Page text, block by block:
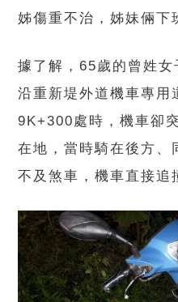
姊傷重不治，姊妹倆下
據了解，65歲的曾姓女
沿重新堤外道機車專用
9K+300處時，機車卻
在地，當時騎在後方、
不及煞車，機車直接追